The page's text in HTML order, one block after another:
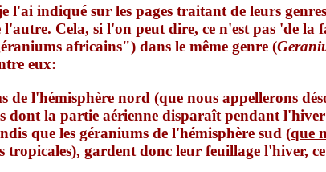
l'ai indiqué sur les pages traitant de leurs
Cela, si l'on peut dire, ce n'est pas 'de la
africains") dans le même genre (
eux:
de l'hémisphère nord (que nous appellerons
dont la partie aérienne disparaît pendant
que les géraniums de l'hémisphère sud (que
tropicales), gardent donc leur feuillage l'hiver,